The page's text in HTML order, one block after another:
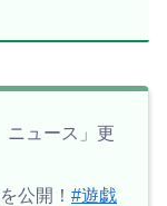
ニュース」更
公開！ #遊戯